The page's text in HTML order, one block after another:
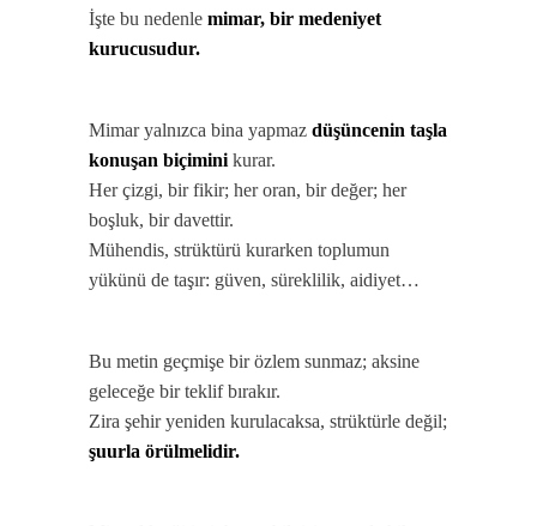
İşte bu nedenle mimar, bir medeniyet
kurucusudur.
Mimar yalnızca bina yapmaz düşüncenin taşla
konuşan biçimini kurar.
Her çizgi, bir fikir; her oran, bir değer; her
boşluk, bir davettir.
Mühendis, strüktürü kurarken toplumun
yükünü de taşır: güven, süreklilik, aidiyet…
Bu metin geçmişe bir özlem sunmaz; aksine
geleceğe bir teklif bırakır.
Zira şehir yeniden kurulacaksa, strüktürle değil;
şuurla örülmelidir.